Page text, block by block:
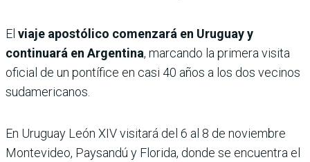
El viaje apostólico comenzará en Uruguay y
continuará en Argentina, marcando la primera visita
oficial de un pontífice en casi 40 años a los dos vecinos
sudamericanos.
En Uruguay León XIV visitará del 6 al 8 de noviembre
Montevideo, Paysandú y Florida, donde se encuentra el